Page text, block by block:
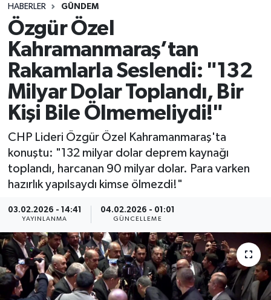
HABERLER GÜNDEM
Özgür Özel
Kahramanmaraş’tan
Rakamlarla Seslendi: "132
Milyar Dolar Toplandı, Bir
Kişi Bile Ölmemeliydi!"
CHP Lideri Özgür Özel Kahramanmaraş'ta
konuştu: "132 milyar dolar deprem kaynağı
toplandı, harcanan 90 milyar dolar. Para varken
hazırlık yapılsaydı kimse ölmezdi!"
03.02.2026 - 14:41
YAYINLANMA
04.02.2026 - 01:01
GÜNCELLEME
Magazin
Siyaset
Spor
Yaşam
Son Dakika Haberleri
Haber Arşivi